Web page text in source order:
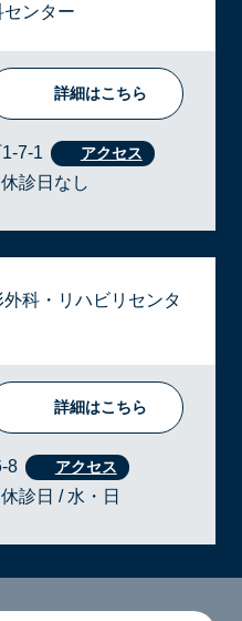
ンター
詳細はこちら
7-1
診日なし
科・リハビリセンタ
詳細はこちら
8
診日 / 水・日